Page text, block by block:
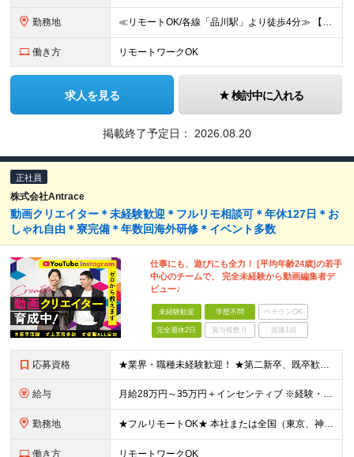
勤務地 ≪リモートOK/各線「品川駅」より徒歩4分≫ 【本社】 東京都港区高輪3丁目25-29 Ave.Takanawa 5階エキスパートオフィス品川高輪 (変更の範囲)上記を除く当社関連勤務地
働き方 リモートワークOK
求人を見る 検討中に入れる
掲載終了予定日： 2026.08.20
正社員
株式会社Antrace
動画クリエイター＊未経験歓迎＊フルリモ相談可＊年休127日＊お
しゃれ自由＊寮完備＊年数回海外研修＊イベント多数
仕事にも、遊びにも全力！ [平均年齢24歳]の若手
中心のチームで、 完全未経験から動画編集者デ
ビュー♪
未経験歓迎 学歴不問 ベテランOK
完全週休2日 賞与複数月 面接1回
応募資格 ★業界・職種未経験歓迎！ ★第二新卒、既卒歓迎！ ★社会人未経験歓迎！ ■こんな方におススメ！ ―――――――――― ◎動画編集に興味がある方 ◎SNSやYouTubeをよく見る・好きな方 ◎クリ
給与 月給28万円～35万円＋インセンティブ ※経験・スキルなどを考慮のうえ、決定します。 ※時間外手当は別途全額支給します。 ＼目標＋αで1本担当するごとに5000円！／ ひと月の目標本数以上の動画
勤務地 ★フルリモートOK★ 本社または全国（東京、神奈川、千葉、埼玉、大阪）にあるオフィスの利用も可能です！ ＜本社住所＞ 東京都豊島区南池袋1-16-15リージャス5階 ＜大阪支社＞ 大阪府大阪市北区
働き方 リモートワークOK